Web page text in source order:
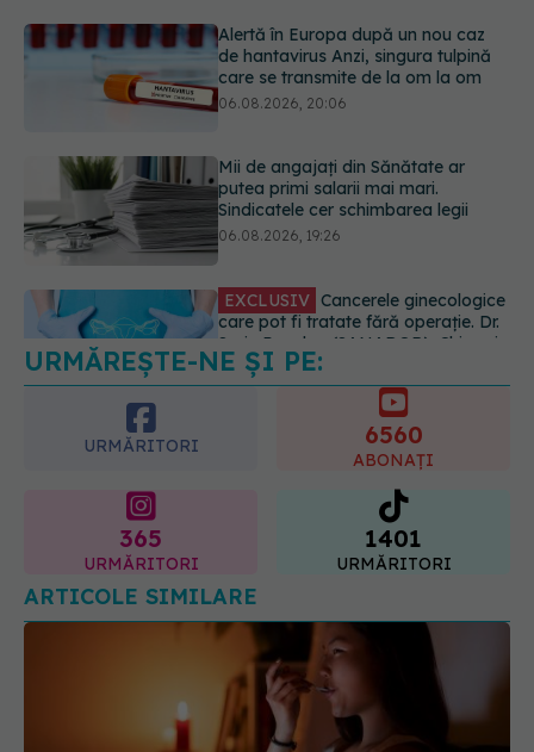
Mii de angajați din Sănătate ar
putea primi salarii mai mari.
Sindicatele cer schimbarea legii
EXCLUSIV
Cancerele ginecologice
care pot fi tratate fără operație. Dr.
Sorin Bogdan (SANADOR): Chirurgia
este indicată doar punctual, pentru
anumite categorii de paciente
EXCLUSIV Brahiterapie vs
radioterapie externă în cancerul
ginecologic. Dr. Sorin Bogdan
(SANADOR) explică diferența și
cum acționează tratamentul
URMĂREȘTE-NE ȘI PE:
URMĂRITORI 6560
ABONAȚI
URMĂRITORI
1401
URMĂRITORI
ARTICOLE SIMILARE